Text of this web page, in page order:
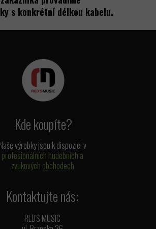
s konkrétní délkou kabelu.
Naše výrobky jsou k dispozici v
profesionálních hudebních a
zvukových obchodech
Kde koupíte?
Kontaktujte nás:
RED'S MUSIC